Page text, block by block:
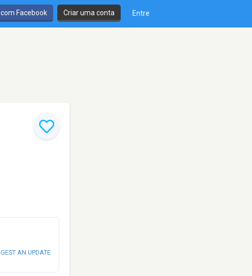
Facebook Criar uma conta Entre
AN UPDATE